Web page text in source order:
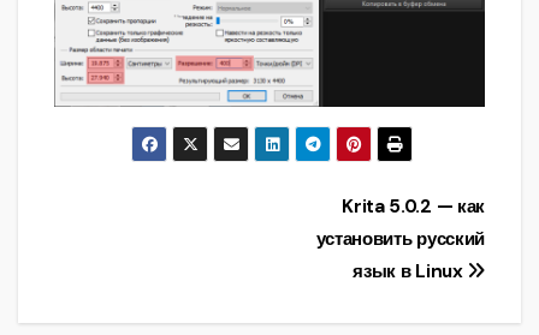
Krita 5.0.2 — как
установить русский
язык в Linux